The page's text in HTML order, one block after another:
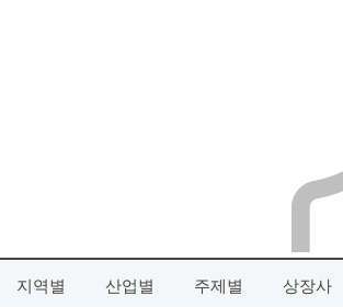
지역별 산업별 주제별 상장사